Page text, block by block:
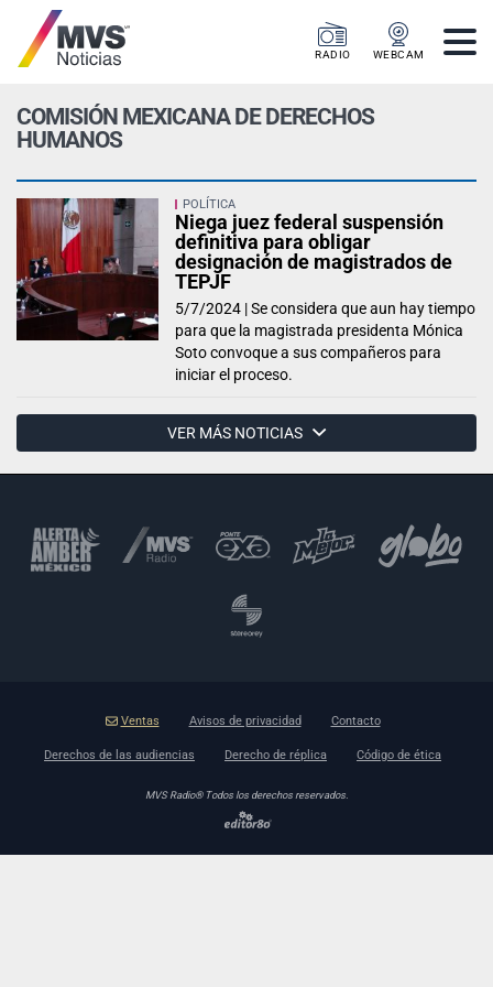
RADIO WEBCAM
COMISIÓN MEXICANA DE DERECHOS
HUMANOS
POLÍTICA
Niega juez federal suspensión
definitiva para obligar
designación de magistrados de
TEPJF
5/7/2024 |Se considera que aun hay tiempo
para que la magistrada presidenta Mónica
Soto convoque a sus compañeros para
iniciar el proceso.
VER MÁS NOTICIAS
Ventas Avisos de privacidad Contacto
Derechos de las audiencias Derecho de réplica Código de ética
MVS Radio® Todos los derechos reservados.